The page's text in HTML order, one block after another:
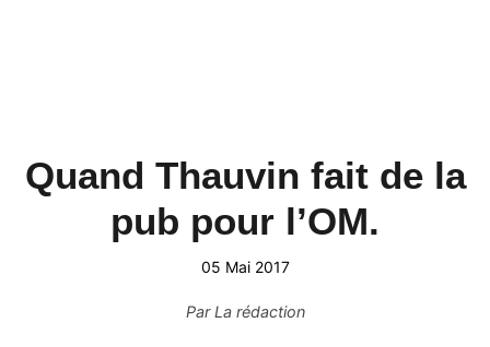
Quand Thauvin fait de la
pub pour l’OM.
05 Mai 2017
ParLa rédaction